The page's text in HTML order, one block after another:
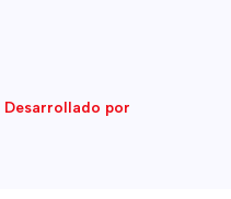
Desarrollado por